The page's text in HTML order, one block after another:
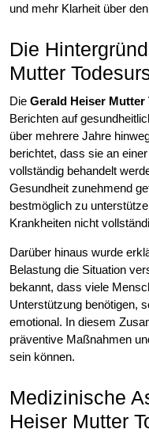
und mehr Klarheit über
Die
Mutter
Die Gerald Heiser Mutter
Berichten auf
über mehrere Jahre
berichtet, dass sie an
vollständig behandelt
Gesundheit zunehmend
bestmöglich zu
Krankheiten nicht
Darüber hinaus wurde
Belastung die Situation
bekannt, dass viele
Unterstützung benötigen,
emotional. In diesem
präventive Maßnahmen
sein können.
Medizinische
Heiser Mutter